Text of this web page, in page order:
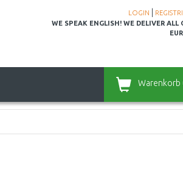
LOGIN
WE SPEAK ENGLISH! WE DELIVER ALL
Warenkorb